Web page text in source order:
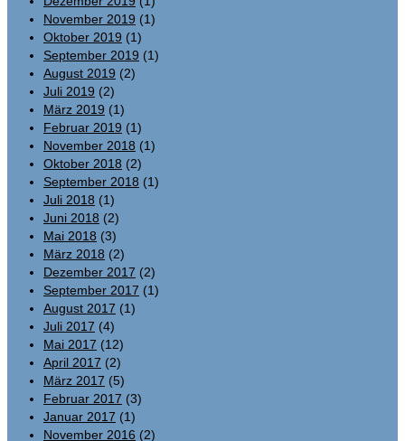
November 2019 (1)
Oktober 2019 (1)
September 2019 (1)
August 2019 (2)
Juli 2019 (2)
März 2019 (1)
Februar 2019 (1)
November 2018 (1)
Oktober 2018 (2)
September 2018 (1)
Juli 2018 (1)
Juni 2018 (2)
Mai 2018 (3)
März 2018 (2)
Dezember 2017 (2)
September 2017 (1)
August 2017 (1)
Juli 2017 (4)
Mai 2017 (12)
April 2017 (2)
März 2017 (5)
Februar 2017 (3)
Januar 2017 (1)
November 2016 (2)